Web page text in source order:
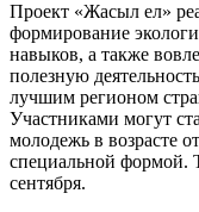
Проект «Жасыл ел»
формирование
навыков, а также
полезную
лучшим регионом
Участниками могут
молодежь в возрасте
специальной формой.
сентября.